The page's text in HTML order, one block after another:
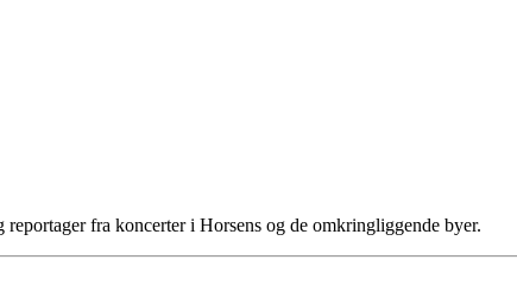
reportager fra koncerter i Horsens og de omkringliggende byer.